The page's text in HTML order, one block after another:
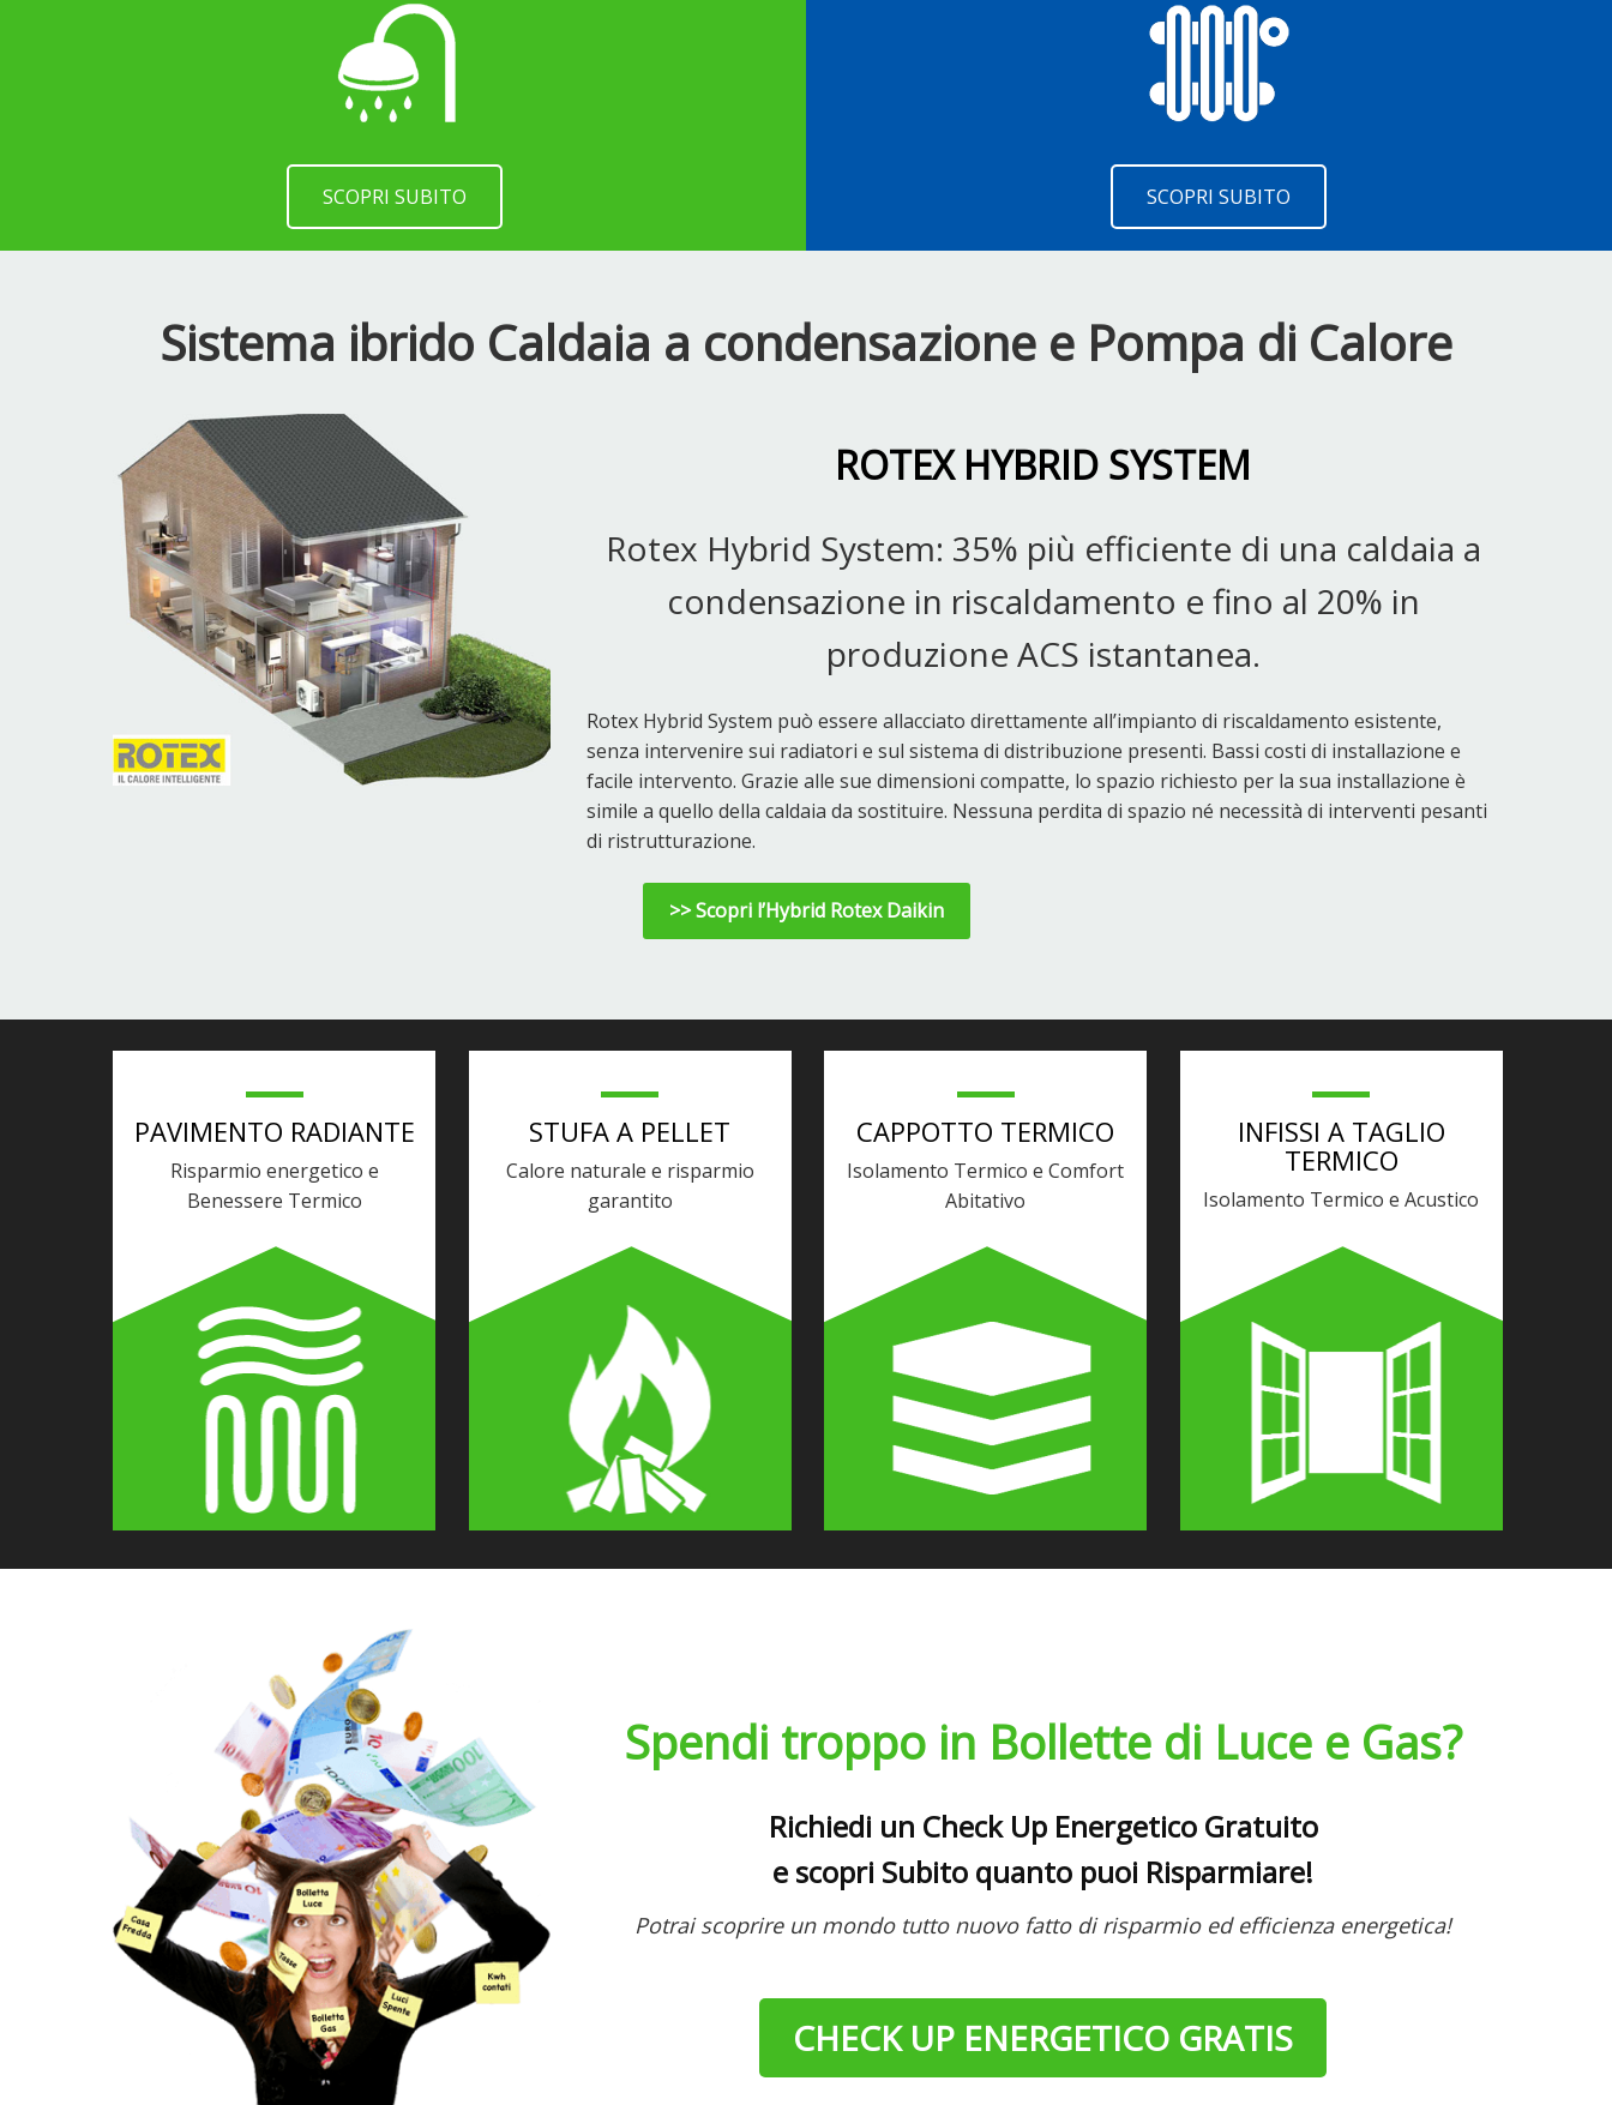
SCOPRI SUBITO SCOPRI SUBITO
Sistema ibrido Caldaia a condensazione e Pompa di Calore
ROTEX HYBRID SYSTEM
Rotex Hybrid System: 35% più efficiente di una caldaia a
condensazione in riscaldamento e fino al 20% in
produzione ACS istantanea.
Rotex Hybrid System può essere allacciato direttamente all’impianto di riscaldamento esistente,
senza intervenire sui radiatori e sul sistema di distribuzione presenti. Bassi costi di installazione e
facile intervento. Grazie alle sue dimensioni compatte, lo spazio richiesto per la sua installazione è
simile a quello della caldaia da sostituire. Nessuna perdita di spazio né necessità di interventi pesanti
di ristrutturazione.
>> Scopri l’Hybrid Rotex Daikin
PAVIMENTO RADIANTE
Risparmio energetico e
Benessere Termico
STUFA A PELLET
Calore naturale e risparmio
garantito
CAPPOTTO TERMICO
Isolamento Termico e Comfort
Abitativo
INFISSI A TAGLIO
TERMICO
Isolamento Termico e Acustico
Spendi troppo in Bollette di Luce e Gas?
Richiedi un Check Up Energetico Gratuito
e scopri Subito quanto puoi Risparmiare!
Potrai scoprire un mondo tutto nuovo fatto di risparmio ed efficienza energetica!
CHECK UP ENERGETICO GRATIS